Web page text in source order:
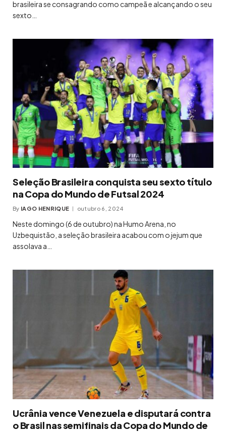
brasileira se consagrando como campeã e alcançando o seu
sexto…
Seleção Brasileira conquista seu sexto título
na Copa do Mundo de Futsal 2024
By IAGO HENRIQUE outubro 6, 2024
Neste domingo (6 de outubro) na Humo Arena, no
Uzbequistão, a seleção brasileira acabou com o jejum que
assolava a…
Ucrânia vence Venezuela e disputará contra
o Brasil nas semifinais da Copa do Mundo de